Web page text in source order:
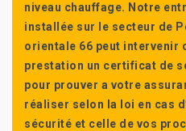
niveau chauffage. Notre
installée sur le secteur de
orientale 66 peut intervenir
prestation un certificat de
pour prouver a votre
réaliser selon la loi en cas
sécurité et celle de vos